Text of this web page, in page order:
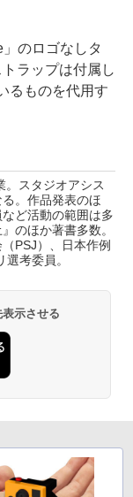
のロゴなしタ
ラップは付属し
るものを代用す
。スタジオアシス
。作品発表のほ
ど活動の範囲は多
のほか著書多数。
PSJ）、日本作例
考委員。
示させる